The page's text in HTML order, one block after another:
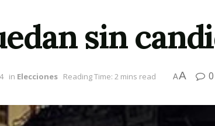
sin
in Elecciones Reading Time: 2 mins read AA 0